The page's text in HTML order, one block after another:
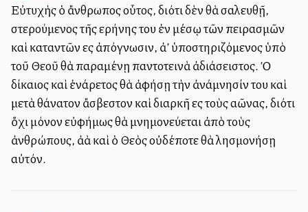
Εὐτυχὴς ὁ ἄνθρωπος οὗτος, διότι δὲν θὰ σαλευθῇ,
στερούμενος τῆς εἰρήνης του ἐν μέσῳ τῶν πειρασμῶν
καὶ καταντῶν εἰς ἀπόγνωσιν, ἀλλ’ ὑποστηριζόμενος ὑπὸ
τοῦ Θεοῦ θὰ παραμένῃ παντοτεινὰ ἀδιάσειστος. Ὁ
δίκαιος καὶ ἐνάρετος θὰ ἀφήσῃ τὴν ἀνάμνησίν του καὶ
μετὰ θάνατον ἄσβεστον καὶ διαρκῆ εἰς τοὺς αἰῶνας, διότι
ὄχι μόνον εὐφήμως θὰ μνημονεύεται ἀπὸ τοὺς
ἀνθρώπους, ἀλλὰ καὶ ὁ Θεὸς οὐδέποτε θὰ λησμονήσῃ
αὐτόν.